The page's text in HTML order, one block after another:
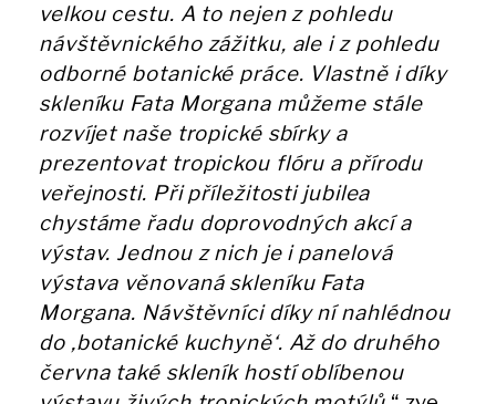
velkou cestu. A to nejen z pohledu
návštěvnického zážitku, ale i z pohledu
odborné botanické práce. Vlastně i díky
skleníku Fata Morgana můžeme stále
rozvíjet naše tropické sbírky a
prezentovat tropickou flóru a přírodu
veřejnosti. Při příležitosti jubilea
chystáme řadu doprovodných akcí a
výstav. Jednou z nich je i panelová
výstava věnovaná skleníku Fata
Morgana. Návštěvníci díky ní nahlédnou
do ‚botanické kuchyně‘. Až do druhého
června také skleník hostí oblíbenou